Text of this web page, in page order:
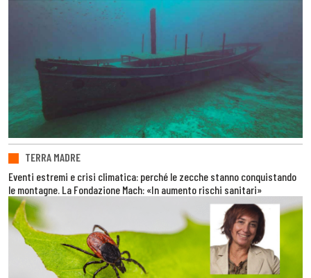
TERRA MADRE
Eventi estremi e crisi climatica: perché le zecche stanno conquistando
le montagne. La Fondazione Mach: «In aumento rischi sanitari»